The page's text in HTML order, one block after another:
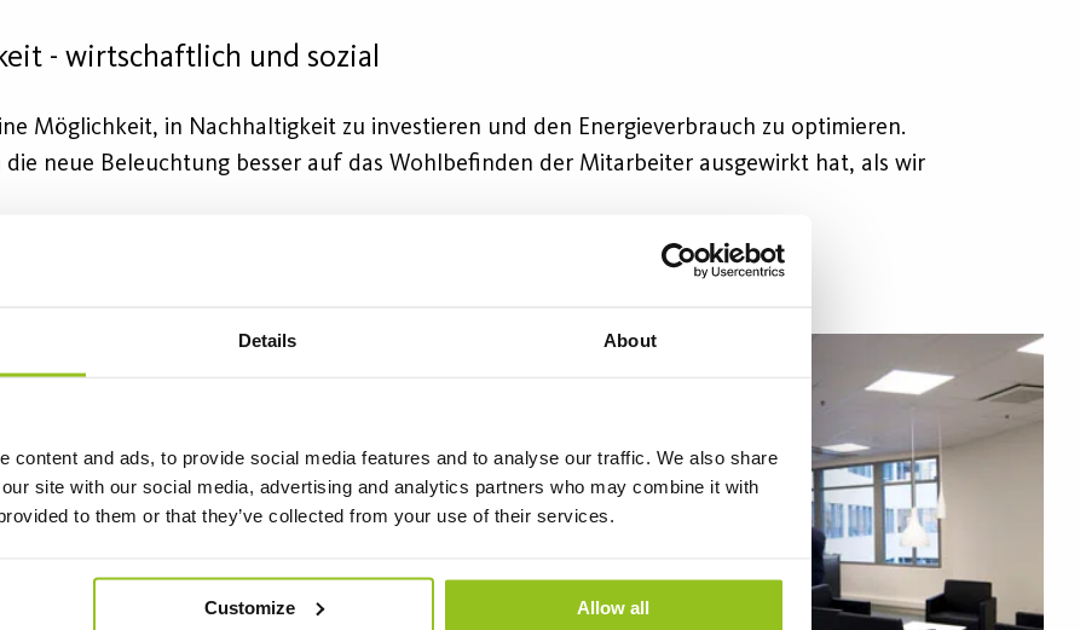
Details About
content and ads, to provide social media features and to analyse our traffic. We also share
site with our social media, advertising and analytics partners who may combine it with
to them or that they’ve collected from your use of their services.
Customize Allow all
- wirtschaftlich und sozial
Möglichkeit, in Nachhaltigkeit zu investieren und den Energieverbrauch zu optimieren.
neue Beleuchtung besser auf das Wohlbefinden der Mitarbeiter ausgewirkt hat, als wir